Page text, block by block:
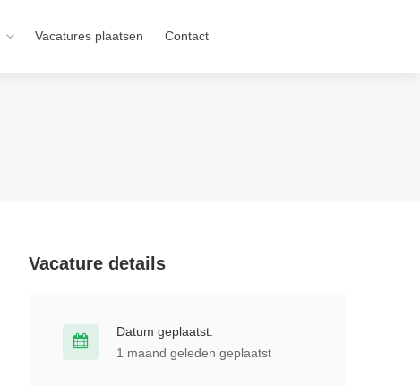
Vacatures plaatsen Contact
Vacature details
Datum geplaatst:
1 maand geleden geplaatst